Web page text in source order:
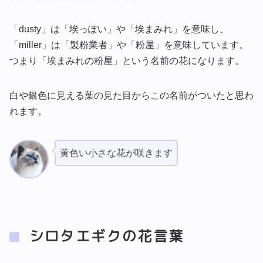
「dusty」は「埃っぽい」や「埃まみれ」を意味し、
「miller」は「製粉業者」や「粉屋」を意味しています。
つまり「埃まみれの粉屋」という名前の花になります。
白や銀色に見える葉の見た目からこの名前がついたと思わ
れます。
黄色い小さな花が咲きます
シロタエギクの花言葉